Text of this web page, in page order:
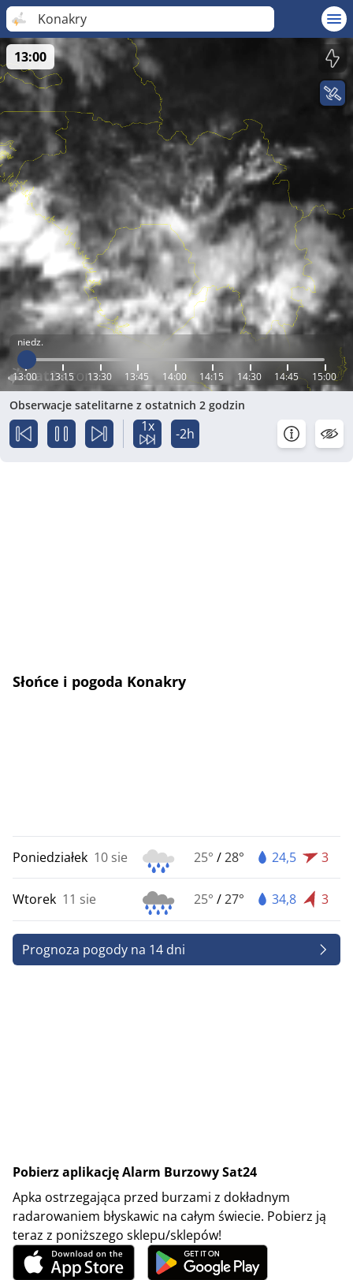
Konakry
niedz.
13:00 13:15 13:30 13:45 14:00 14:15 14:30 14:45 15:00
13:00
Obserwacje satelitarne z ostatnich 2 godzin
1x -2h
Słońce i pogoda Konakry
Poniedziałek 10 sie 25° /28° 24,5 3
Wtorek 11 sie 25° /27° 34,8 3
Prognoza pogody na 14 dni
Pobierz aplikację Alarm Burzowy Sat24
Apka ostrzegająca przed burzami z dokładnym
radarowaniem błyskawic na całym świecie. Pobierz ją
teraz z poniższego sklepu/sklepów!